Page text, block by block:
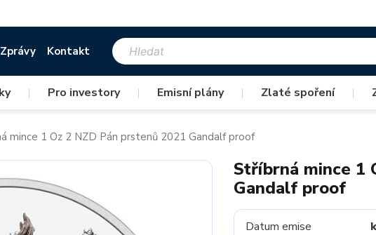
Zprávy Kontakt
| Pro investory | Emisní plány | Zlaté spoření |
mince 1 Oz 2 NZD Pán prstenů 2021 Gandalf proof
Stříbrná mince 1
Gandalf proof
Datum emise